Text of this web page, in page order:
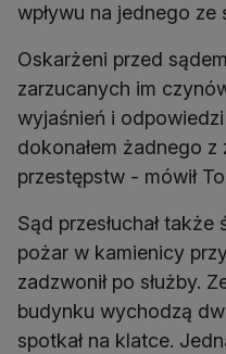
wpływu na jednego ze
Oskarżeni przed
zarzucanych im
wyjaśnień i
dokonałem żadnego z
przestępstw - mówił
Sąd przesłuchał
pożar w kamienicy
zadzwonił po służby.
budynku wychodzą
spotkał na klatce.